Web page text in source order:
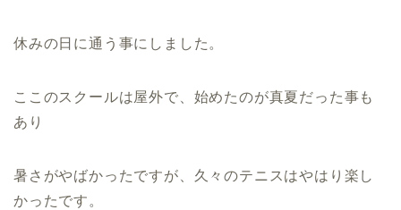
休みの日に通う事にしました。
ここのスクールは屋外で、始めたのが真夏だった事も
あり
暑さがやばかったですが、久々のテニスはやはり楽し
かったです。